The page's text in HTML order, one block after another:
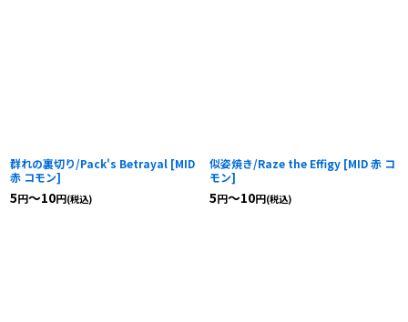
群れの裏切り/Pack's Betrayal [MID
赤 コモン]
5円～10円(税込)
似姿焼き/Raze the Effigy [MID 赤 コ
モン]
5円～10円(税込)